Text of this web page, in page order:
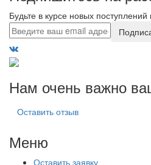
Будьте в курсе новых поступлений
Нам очень важно
Оставить отзыв
Меню
Оставить заявку